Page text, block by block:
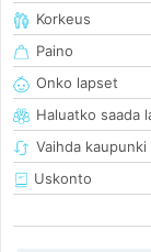
Korkeus
Paino
Onko lapset
Haluatko saada
Vaihda
Uskonto